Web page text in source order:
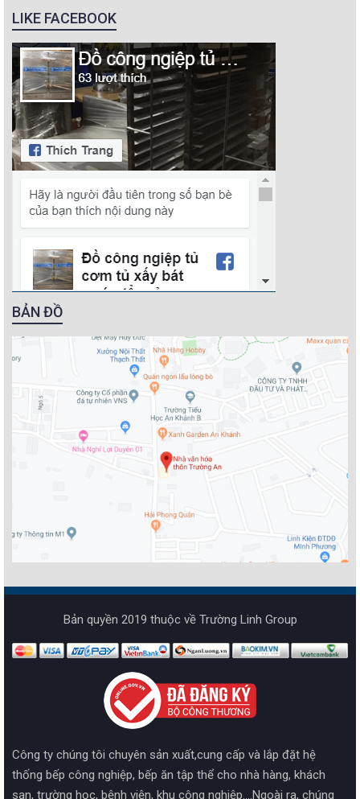
LIKE FACEBOOK
BẢN ĐỒ
Bản quyền 2019 thuộc về Trường Linh Group
Công ty chúng tôi chuyên sản xuất,cung cấp và lắp đặt hệ
thống bếp công nghiệp, bếp ăn tập thể cho nhà hàng, khách
sạn, trường học, bệnh viện, khu công nghiệp....Ngoài ra, chúng